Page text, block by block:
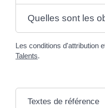
Quelles sont les
Les conditions d'attribution
Talents.
Textes de référence